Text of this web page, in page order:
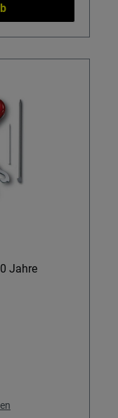
Jahre